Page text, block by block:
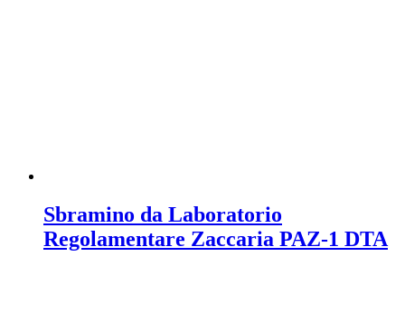
Sbramino da Laboratorio
Regolamentare Zaccaria PAZ-1 DTA